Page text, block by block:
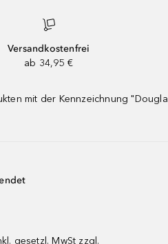
Versandkostenfrei
ab 34,95 €
mit der Kennzeichnung
gesetzl. MwSt zzgl.